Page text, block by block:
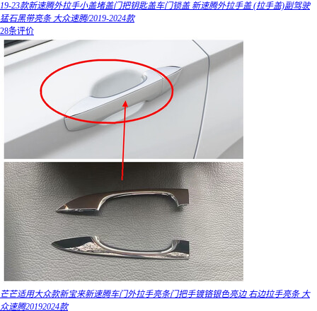
19-23款新速腾外拉手小盖堵盖门把钥匙盖车门锁盖 新速腾外拉手盖 (拉手盖)副驾驶
猛石黑带亮条 大众速腾/2019-2024款
28条评价
芒芒适用大众款新宝来新速腾车门外拉手亮条门把手镀铬银色亮边 右边拉手亮条 大
众速腾20192024款